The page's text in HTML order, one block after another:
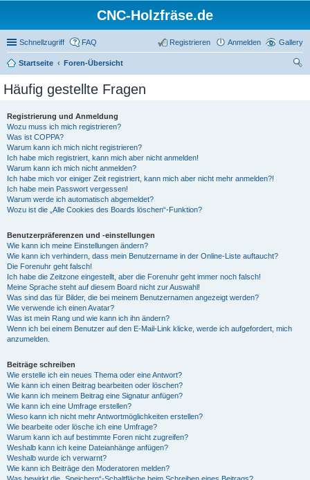
CNC-Holzfräse.de
Schnellzugriff Gallery
FAQ Anmelden
Registrieren
Startseite
Foren-Übersicht
Häufig gestellte Fragen
Registrierung und Anmeldung
Wozu muss ich mich registrieren?
Was ist COPPA?
Warum kann ich mich nicht registrieren?
Ich habe mich registriert, kann mich aber nicht anmelden!
Warum kann ich mich nicht anmelden?
Ich habe mich vor einiger Zeit registriert, kann mich aber nicht mehr anmelden?!
Ich habe mein Passwort vergessen!
Warum werde ich automatisch abgemeldet?
Wozu ist die „Alle Cookies des Boards löschen“-Funktion?
Benutzerpräferenzen und -einstellungen
Wie kann ich meine Einstellungen ändern?
Wie kann ich verhindern, dass mein Benutzername in der Online-Liste auftaucht?
Die Forenuhr geht falsch!
Ich habe die Zeitzone eingestellt, aber die Forenuhr geht immer noch falsch!
Meine Sprache steht auf diesem Board nicht zur Auswahl!
Was sind das für Bilder, die bei meinem Benutzernamen angezeigt werden?
Wie verwende ich einen Avatar?
Was ist mein Rang und wie kann ich ihn ändern?
Wenn ich bei einem Benutzer auf den E-Mail-Link klicke, werde ich aufgefordert, mich
anzumelden.
Beiträge schreiben
Wie erstelle ich ein neues Thema oder eine Antwort?
Wie kann ich einen Beitrag bearbeiten oder löschen?
Wie kann ich meinem Beitrag eine Signatur anfügen?
Wie kann ich eine Umfrage erstellen?
Wieso kann ich nicht mehr Antwortmöglichkeiten erstellen?
Wie bearbeite oder lösche ich eine Umfrage?
Warum kann ich auf bestimmte Foren nicht zugreifen?
Weshalb kann ich keine Dateianhänge anfügen?
Weshalb wurde ich verwarnt?
Wie kann ich Beiträge den Moderatoren melden?